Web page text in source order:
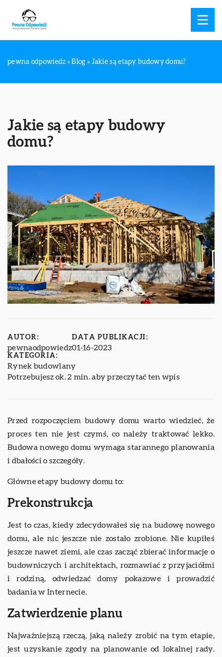
pewna odpowiedz »Blog » Jakie są etapy budowy domu?
Jakie są etapy budowy
domu?
AUTOR:
pewnaodpowiedz
DATA PUBLIKACJI:
01-16-2023
KATEGORIA:
Rynek budowlany
Potrzebujesz ok. 2 min. aby przeczytać ten wpis
Przed rozpoczęciem budowy domu warto wiedzieć, że
proces ten nie jest czymś, co należy traktować lekko.
Budowa nowego domu wymaga starannego planowania
i dbałości o szczegóły.
Główne etapy budowy domu to:
Prekonstrukcja
Jest to czas, kiedy zdecydowałeś się na budowę nowego
domu, ale nic jeszcze nie zostało zrobione. Nie kupiłeś
jeszcze nawet ziemi, ale czas zacząć zbierać informacje o
budowniczych i architektach, rozmawiać z przyjaciółmi
i rodziną, odwiedzać domy pokazowe i prowadzić
badania w Internecie.
Zatwierdzenie planu
Najważniejszą rzeczą, jaką należy zrobić na tym etapie,
jest uzyskanie zgody na planowanie od lokalnej rady.